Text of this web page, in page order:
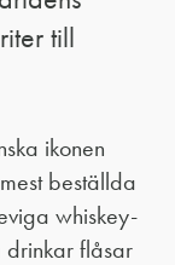
till
ikonen
beställda
whiskey-
drinkar flåsar